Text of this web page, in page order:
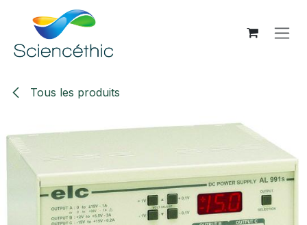
Se rendre au contenu
Tous les produits